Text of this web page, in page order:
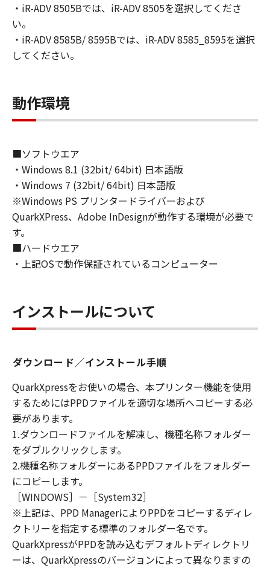
(1) お客様は、再使用許諾、譲渡、販売、頒
布、リースもしくは貸与その他の方法により、
第三者に「本ソフトウェア」を使用させること
(2) お客様は、「本ソフトウェア」の全部また
は一部を修正、改変、逆コンパイル、逆アセン
ブル、その他リバースエンジニアリング等する
為をさせてはなりません。
３．著作権表示
お客様は、「本ソフトウェア」に含まれるキヤ
ノンまたはキヤノンのライセンサーの著作権表
示を変更し、除去しもしくは削除してはなりま
４．所有権
ライセンサーに帰属します。
お客様は、日本国政府または関連する外国政府
より必要な許可等を得ることなしに、「本ソフ
トウェア」の全部または一部を、直接または間
接に輸出してはなりません。
６．サポートおよびアップデート
キヤノン、キヤノンの子会社、関係会社、それ
らの販売代理店および販売店、並びにキヤノン
のライセンサーは、お客様による「本ソフトウ
ェア」の使用を支援すること、および「本ソフ
トウェア」に対してアップデート、バグの修正
あるいはサポートを行うことについて、いかな
る責任も負うものではありません。
７．保証の否認・免責
・iR-ADV 8505Bでは、iR-ADV 8505を選択してくださ
い。
・iR-ADV 8585B/ 8595Bでは、iR-ADV 8585_8595を選択
してください。
動作環境
■ソフトウエア
・Windows 8.1 (32bit/ 64bit) 日本語版
・Windows 7 (32bit/ 64bit) 日本語版
※Windows PS プリンタードライバーおよび
QuarkXPress、Adobe InDesignが動作する環境が必要で
す。
■ハードウエア
・上記OSで動作保証されているコンピューター
インストールについて
ダウンロード／インストール手順
QuarkXpressをお使いの場合、本プリンター機能を使用
するためにはPPDファイルを適切な場所へコピーする必
要があります。
1.ダウンロードファイルを解凍し、機種名称フォルダー
をダブルクリックします。
2.機種名称フォルダーにあるPPDファイルをフォルダー
にコピーします。
［WINDOWS］－［System32］
※上記は、PPD ManagerによりPPDをコピーするディレ
クトリーを指定する標準のフォルダー名です。
QuarkXpressがPPDを読み込むデフォルトディレクトリ
ーは、QuarkXpressのバージョンによって異なりますの